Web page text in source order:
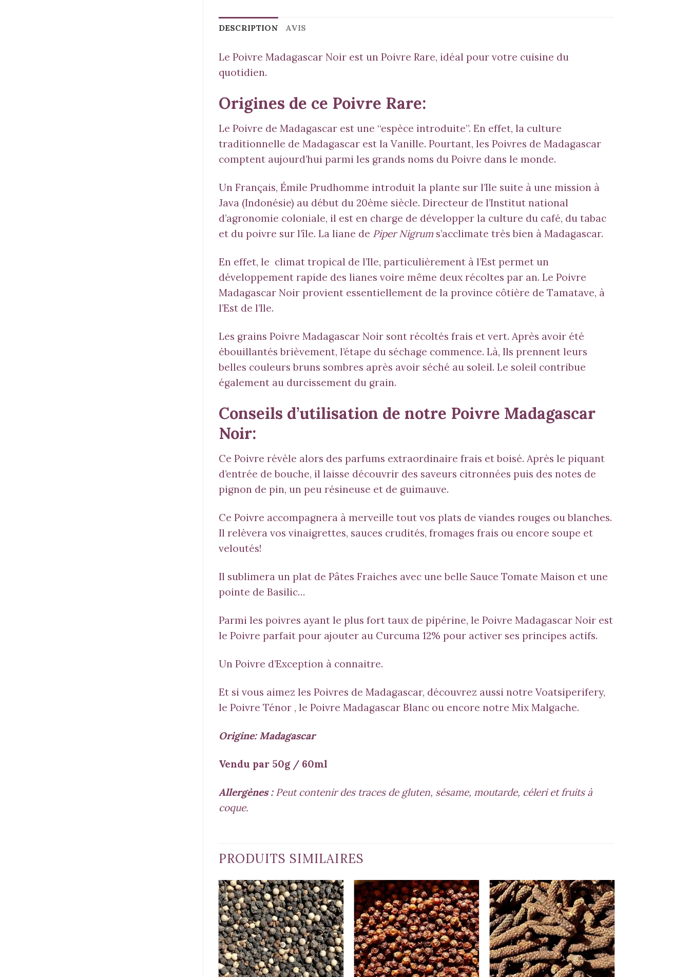
DESCRIPTION AVIS
Le Poivre Madagascar Noir est un Poivre Rare, idéal pour votre cuisine du
quotidien.
Origines de ce Poivre Rare:
Le Poivre de Madagascar est une “espèce introduite”. En effet, la culture
traditionnelle de Madagascar est la Vanille. Pourtant, les Poivres de Madagascar
comptent aujourd’hui parmi les grands noms du Poivre dans le monde.
Un Français, Émile Prudhomme introduit la plante sur l’Ile suite à une mission à
Java (Indonésie) au début du 20ème siècle. Directeur de l’Institut national
d’agronomie coloniale, il est en charge de développer la culture du café, du tabac
et du poivre sur l’île. La liane de Piper Nigrums’acclimate très bien à Madagascar.
En effet, le climat tropical de l’Ile, particulièrement à l’Est permet un
développement rapide des lianes voire même deux récoltes par an. Le Poivre
Madagascar Noir provient essentiellement de la province côtière de Tamatave, à
l’Est de l’Ile.
Les grains Poivre Madagascar Noir sont récoltés frais et vert. Après avoir été
ébouillantés brièvement, l’étape du séchage commence. Là, Ils prennent leurs
belles couleurs bruns sombres après avoir séché au soleil. Le soleil contribue
également au durcissement du grain.
Conseils d’utilisation de notre Poivre Madagascar
Noir:
Ce Poivre révèle alors des parfums extraordinaire frais et boisé. Après le piquant
d’entrée de bouche, il laisse découvrir des saveurs citronnées puis des notes de
pignon de pin, un peu résineuse et de guimauve.
Ce Poivre accompagnera à merveille tout vos plats de viandes rouges ou blanches.
Il relèvera vos vinaigrettes, sauces crudités, fromages frais ou encore soupe et
veloutés!
Il sublimera un plat de Pâtes Fraiches avec une belle Sauce Tomate Maison et une
pointe de Basilic…
Parmi les poivres ayant le plus fort taux de pipérine, le Poivre Madagascar Noir est
le Poivre parfait pour ajouter au Curcuma 12% pour activer ses principes actifs.
Un Poivre d’Exception à connaitre.
Et si vous aimez les Poivres de Madagascar, découvrez aussi notre Voatsiperifery,
le Poivre Ténor, le Poivre Madagascar Blancou encore notre Mix Malgache.
Origine: Madagascar
Vendu par 50g / 60ml
Allergènes :Peut contenir des traces de gluten, sésame, moutarde, céleri et fruits à
coque.
PRODUITS SIMILAIRES